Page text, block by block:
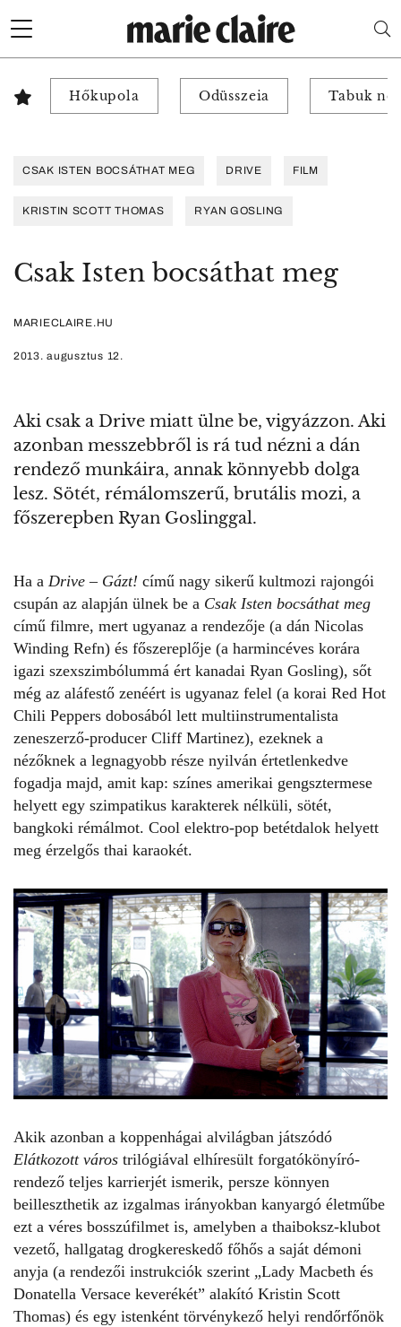
Hőkupola Odüsszeia Tabuk
CSAK ISTEN BOCSÁTHAT MEG DRIVE FILM
KRISTIN SCOTT THOMAS RYAN GOSLING
Csak Isten bocsáthat meg
MARIECLAIRE.HU
2013. augusztus 12.
Aki csak a Drive miatt ülne be, vigyázzon. Aki
azonban messzebbről is rá tud nézni a dán
rendező munkáira, annak könnyebb dolga
lesz. Sötét, rémálomszerű, brutális mozi, a
főszerepben Ryan Goslinggal.
Ha a Drive – Gázt! című nagy sikerű kultmozi rajongói
csupán az alapján ülnek be a Csak Isten bocsáthat meg
című filmre, mert ugyanaz a rendezője (a dán Nicolas
Winding Refn) és főszereplője (a harmincéves korára
igazi szexszimbólummá ért kanadai Ryan Gosling), sőt
még az aláfestő zenéért is ugyanaz felel (a korai Red Hot
Chili Peppers dobosából lett multiinstrumentalista
zeneszerző-producer Cliff Martinez), ezeknek a
nézőknek a legnagyobb része nyilván értetlenkedve
fogadja majd, amit kap: színes amerikai gengsztermese
helyett egy szimpatikus karakterek nélküli, sötét,
bangkoki rémálmot. Cool elektro-pop betétdalok helyett
meg érzelgős thai karaokét.
Akik azonban a koppenhágai alvilágban játszódó
Elátkozott város trilógiával elhíresült forgatókönyíró-
rendező teljes karrierjét ismerik, persze könnyen
beilleszthetik az izgalmas irányokban kanyargó életműbe
ezt a véres bosszúfilmet is, amelyben a thaiboksz-klubot
vezető, hallgatag drogkereskedő főhős a saját démoni
anyja (a rendezői instrukciók szerint „Lady Macbeth és
Donatella Versace keverékét” alakító Kristin Scott
Thomas) és egy istenként törvénykező helyi rendőrfőnök